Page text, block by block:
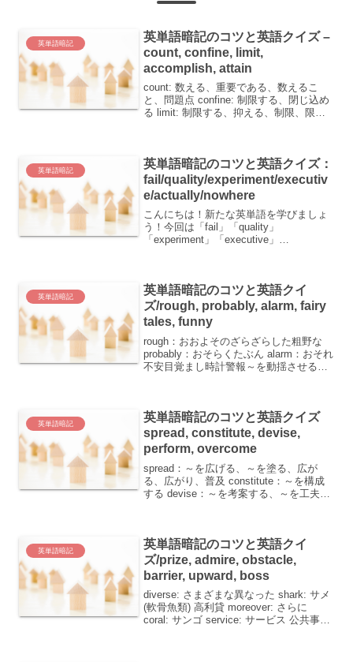
英単語暗記
英単語暗記のコツと英語クイズ –
count, confine, limit,
accomplish, attain
count: 数える、重要である、数えるこ
と、問題点 confine: 制限する、閉じ込め
る limit: 制限する、抑える、制限、限
英単語暗記
英単語暗記のコツと英語クイズ：
fail/quality/experiment/executiv
e/actually/nowhere
こんにちは！新たな英単語を学びましょ
う！今回は「fail」「quality」
「experiment」「executive」
英単語暗記
英単語暗記のコツと英語クイ
ズ/rough, probably, alarm, fairy
tales, funny
rough：おおよそのざらざらした粗野な
probably：おそらくたぶん alarm：おそれ
不安目覚まし時計警報～を動揺させる～
英単語暗記
英単語暗記のコツと英語クイズ
spread, constitute, devise,
perform, overcome
spread：～を広げる、～を塗る、広が
る、広がり、普及 constitute：～を構成
する devise：～を考案する、～を工夫す
英単語暗記
英単語暗記のコツと英語クイ
ズ/prize, admire, obstacle,
barrier, upward, boss
diverse: さまざまな異なった shark: サメ
(軟骨魚類) 高利貸 moreover: さらに
coral: サンゴ service: サービス 公共事業